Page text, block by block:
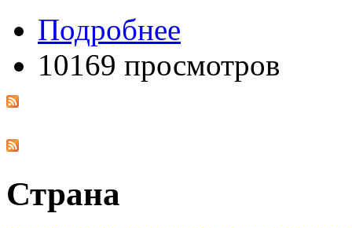
Подробнее
10169 просмотров
Страна